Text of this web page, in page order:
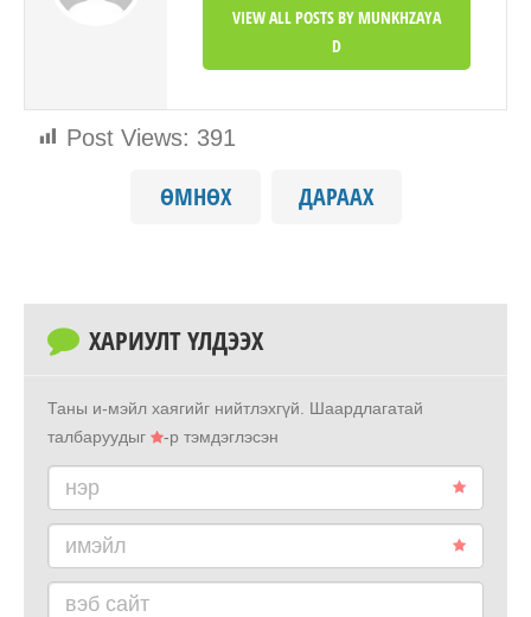
Post Views: 391
VIEW ALL POSTS BY MUNKHZAYA
D
ӨМНӨХ ДАРААХ
ХАРИУЛТ ҮЛДЭЭХ
Таны и-мэйл хаягийг нийтлэхгүй.
Шаардлагатай
талбаруудыг
-р тэмдэглэсэн
нэр
имэйл
вэб сайт